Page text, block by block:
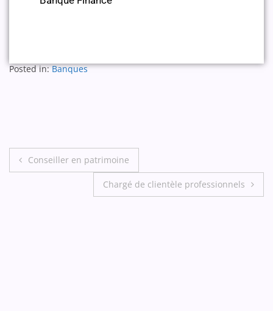
Posted in:Banques
Conseiller en patrimoine
Chargé de clientèle professionnels